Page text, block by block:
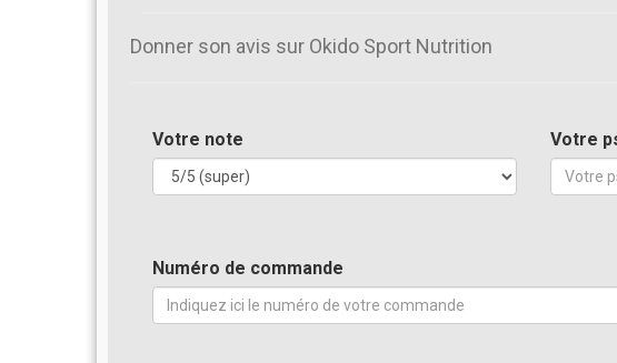
Donner son avis sur Okido Sport Nutrition
Votre note Votre
Numéro de commande